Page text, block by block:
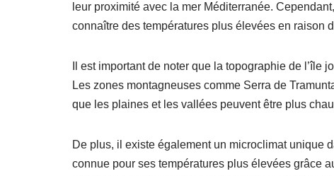
leur proximité avec la mer Méditerranée.
connaître des températures plus élevées en raison
Il est important de noter que la topographie de
Les zones montagneuses comme Serra de
que les plaines et les vallées peuvent être plus
De plus, il existe également un microclimat unique
connue pour ses températures plus élevées grâce